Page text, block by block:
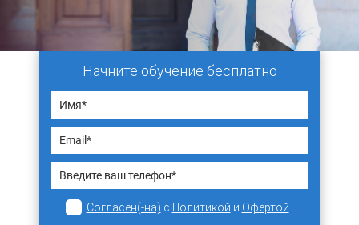
Начните обучение бесплатно
Согласен(-на) с Политикой и Офертой